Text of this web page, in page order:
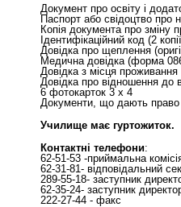
Документ про освіту і
Паспорт або свідоцтво про
Копія документа про зміну
Ідентифікаційний код (2
Довідка про щеплення
Медична довідка (форма
Довідка з місця проживання
Довідка про відношення до
6 фотокарток 3 х 4
Документи, що дають право
Училище має гуртожиток.
Контактні телефони:
62-51-53 -приймальна
62-31-81- відповідальний
289-55-18- заступник
62-35-24- заступник
222-27-44 - факс